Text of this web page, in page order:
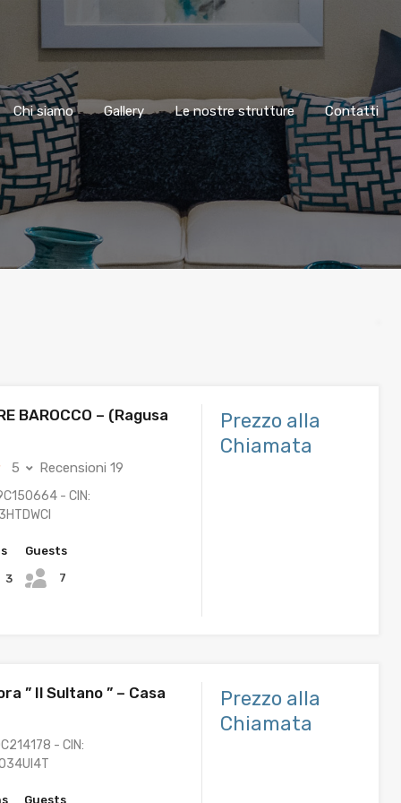
Chi siamo Gallery Le nostre strutture Contatti
BAROCCO – (Ragusa
5 Recensioni 19
- CIN:
3
Guests
7
Prezzo alla
Chiamata
” Il Sultano ” – Casa
- CIN:
Guests
Prezzo alla
Chiamata